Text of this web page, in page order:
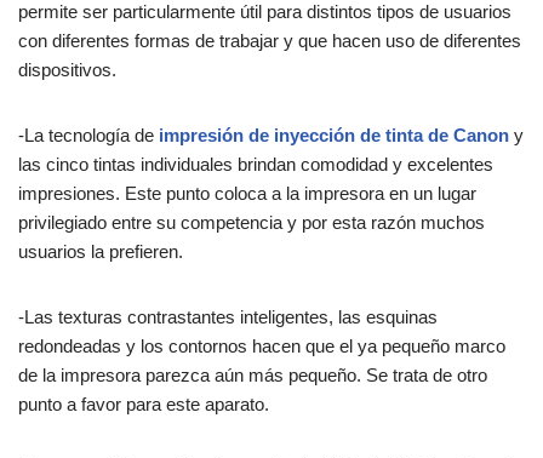
permite ser particularmente útil para distintos tipos de usuarios
con diferentes formas de trabajar y que hacen uso de diferentes
dispositivos.
-La tecnología de impresión de inyección de tinta de Canon y
las cinco tintas individuales brindan comodidad y excelentes
impresiones. Este punto coloca a la impresora en un lugar
privilegiado entre su competencia y por esta razón muchos
usuarios la prefieren.
-Las texturas contrastantes inteligentes, las esquinas
redondeadas y los contornos ​​hacen que el ya pequeño marco
de la impresora parezca aún más pequeño. Se trata de otro
punto a favor para este aparato.